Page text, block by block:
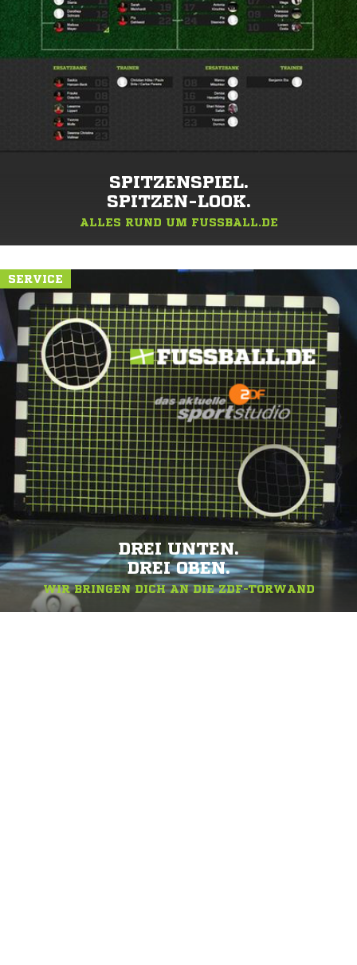
SPITZENSPIEL.
SPITZEN-LOOK.
ALLES RUND UM FUSSBALL.DE
SERVICE
DREI UNTEN.
DREI OBEN.
WIR BRINGEN DICH AN DIE ZDF-TORWAND